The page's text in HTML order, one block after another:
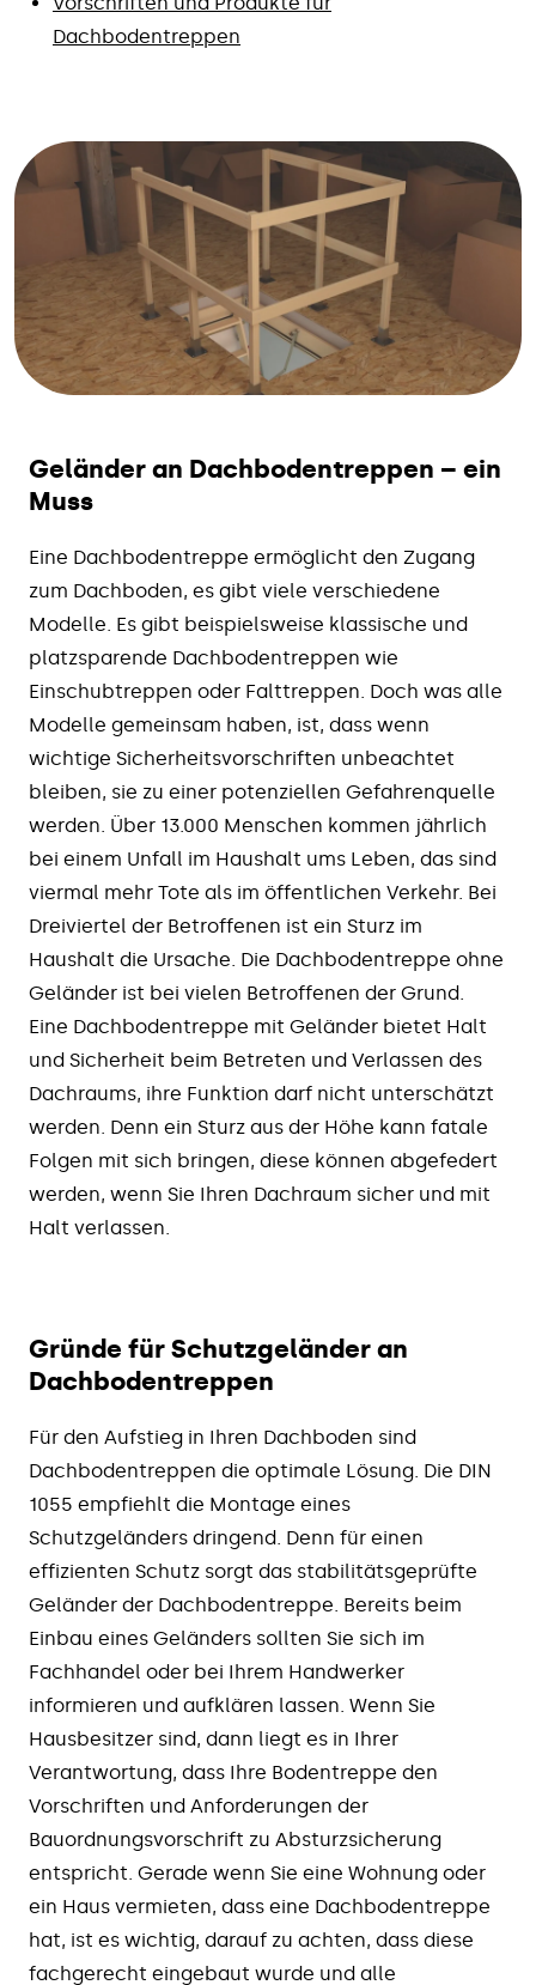
Dachbodentreppen
Geländer an Dachbodentreppen – ein
Muss
Eine Dachbodentreppe ermöglicht den Zugang
zum Dachboden, es gibt viele verschiedene
Modelle. Es gibt beispielsweise klassische und
platzsparende Dachbodentreppen wie
Einschubtreppen oder Falttreppen. Doch was alle
Modelle gemeinsam haben, ist, dass wenn
wichtige Sicherheitsvorschriften unbeachtet
bleiben, sie zu einer potenziellen Gefahrenquelle
werden. Über 13.000 Menschen kommen jährlich
bei einem Unfall im Haushalt ums Leben, das sind
viermal mehr Tote als im öffentlichen Verkehr. Bei
Dreiviertel der Betroffenen ist ein Sturz im
Haushalt die Ursache. Die Dachbodentreppe ohne
Geländer ist bei vielen Betroffenen der Grund.
Eine Dachbodentreppe mit Geländer bietet Halt
und Sicherheit beim Betreten und Verlassen des
Dachraums, ihre Funktion darf nicht unterschätzt
werden. Denn ein Sturz aus der Höhe kann fatale
Folgen mit sich bringen, diese können abgefedert
werden, wenn Sie Ihren Dachraum sicher und mit
Halt verlassen.
Gründe für Schutzgeländer an
Dachbodentreppen
Für den Aufstieg in Ihren Dachboden sind
Dachbodentreppen die optimale Lösung. Die DIN
1055 empfiehlt die Montage eines
Schutzgeländers dringend. Denn für einen
effizienten Schutz sorgt das stabilitätsgeprüfte
Geländer der Dachbodentreppe. Bereits beim
Einbau eines Geländers sollten Sie sich im
Fachhandel oder bei Ihrem Handwerker
informieren und aufklären lassen. Wenn Sie
Hausbesitzer sind, dann liegt es in Ihrer
Verantwortung, dass Ihre Bodentreppe den
Vorschriften und Anforderungen der
Bauordnungsvorschrift zu Absturzsicherung
entspricht. Gerade wenn Sie eine Wohnung oder
ein Haus vermieten, dass eine Dachbodentreppe
hat, ist es wichtig, darauf zu achten, dass diese
fachgerecht eingebaut wurde und alle